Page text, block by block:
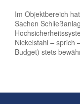
Im Objektbereich
Sachen
Nickelstahl – sprich
Budget) stets